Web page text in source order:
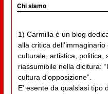
Chi siamo
1) Carmilla è un blog
alla critica
culturale, artistica, politica,
riassumibile nella dicitura:
cultura d'opposizione”.
E' esente da qualsiasi tipo